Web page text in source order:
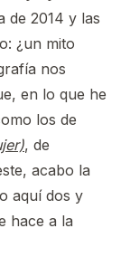
de 2014 y las
¿un mito
nos
en lo que he
los de
, de
acabo la
aquí dos y
hace a la